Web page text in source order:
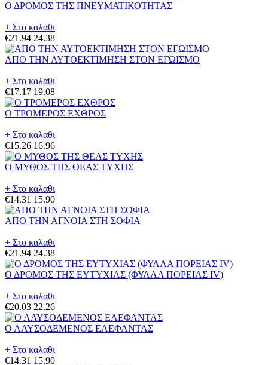
Ο ΔΡΟΜΟΣ ΤΗΣ ΠΝΕΥΜΑΤΙΚΟΤΗΤΑΣ
+ Στο καλαθι
€21.94 24.38
ΑΠΟ ΤΗΝ ΑΥΤΟΕΚΤΙΜΗΣΗ ΣΤΟΝ ΕΓΩΙΣΜΟ
+ Στο καλαθι
€17.17 19.08
Ο ΤΡΟΜΕΡΟΣ ΕΧΘΡΟΣ
+ Στο καλαθι
€15.26 16.96
Ο ΜΥΘΟΣ ΤΗΣ ΘΕΑΣ ΤΥΧΗΣ
+ Στο καλαθι
€14.31 15.90
ΑΠΟ ΤΗΝ ΑΓΝΟΙΑ ΣΤΗ ΣΟΦΙΑ
+ Στο καλαθι
€21.94 24.38
Ο ΔΡΟΜΟΣ ΤΗΣ ΕΥΤΥΧΙΑΣ (ΦΥΛΛΑ ΠΟΡΕΙΑΣ IV)
+ Στο καλαθι
€20.03 22.26
Ο ΑΛΥΣΟΔΕΜΕΝΟΣ ΕΛΕΦΑΝΤΑΣ
+ Στο καλαθι
€14.31 15.90